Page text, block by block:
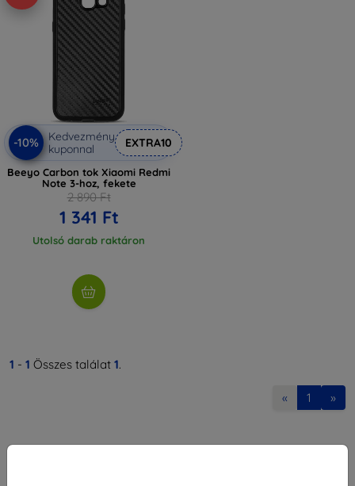
-10%
Kedvezmény
kuponnal
EXTRA10
Beeyo Carbon tok Xiaomi Redmi
Note 3-hoz, fekete
2 890 Ft
1 341 Ft
Utolsó darab raktáron
1 - 1 Összes találat 1.
« 1 »